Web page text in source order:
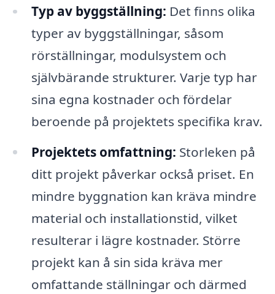
Typ av byggställning: Det finns olika
typer av byggställningar, såsom
rörställningar, modulsystem och
självbärande strukturer. Varje typ har
sina egna kostnader och fördelar
beroende på projektets specifika krav.
Projektets omfattning: Storleken på
ditt projekt påverkar också priset. En
mindre byggnation kan kräva mindre
material och installationstid, vilket
resulterar i lägre kostnader. Större
projekt kan å sin sida kräva mer
omfattande ställningar och därmed